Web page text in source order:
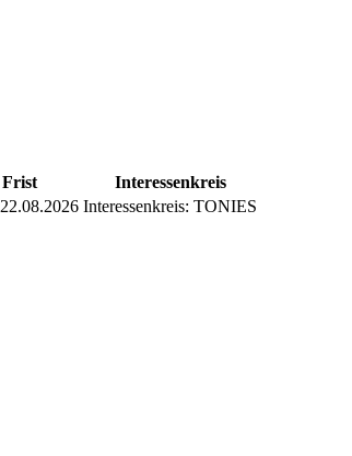
Frist
Interessenkreis
22.08.2026 Interessenkreis: TONIES